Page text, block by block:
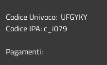
Codice Univoco: UFGYKY
Codice IPA: c_i079
Pagamenti: